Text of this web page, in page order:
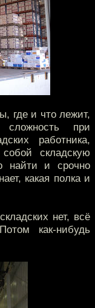
где и что лежит,
сложность при
работника,
складскую
найти и срочно
какая полка и
нет, всё
как-нибудь